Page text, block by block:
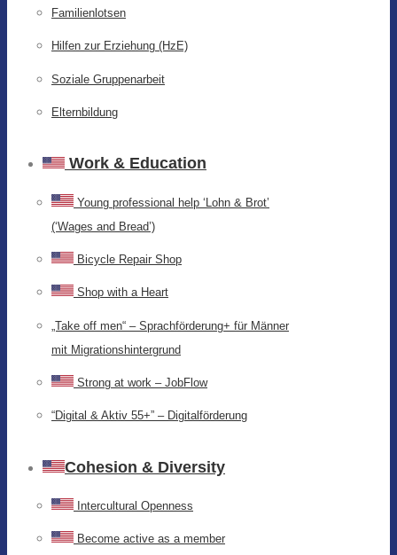
Familienlotsen
Hilfen zur Erziehung (HzE)
Soziale Gruppenarbeit
Elternbildung
Work & Education
Young professional help ‘Lohn & Brot’
(‘Wages and Bread’)
Bicycle Repair Shop
Shop with a Heart
„Take off men“ – Sprachförderung+ für Männer
mit Migrationshintergrund
Strong at work – JobFlow
“Digital & Aktiv 55+” – Digitalförderung
Cohesion & Diversity
Intercultural Openness
Become active as a member